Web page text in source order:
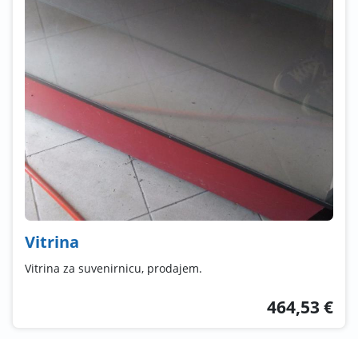
Vitrina
Vitrina za suvenirnicu, prodajem.
464,53 €